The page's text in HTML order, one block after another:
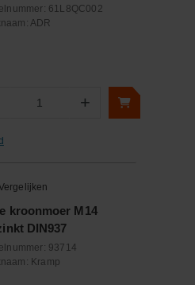
61L8QC002
ADR
Aantal +
kroonmoer M14
DIN937
93714
Kramp